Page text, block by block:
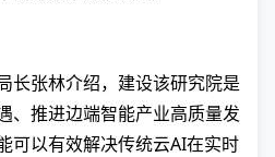
长张林介绍，建设该研究院是
、推进边端智能产业高质量发
可以有效解决传统云AI在实时